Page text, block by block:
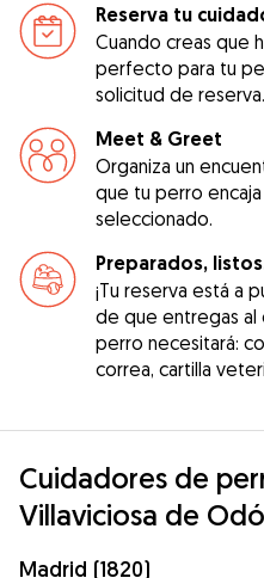
Reserva tu
Cuando creas que
perfecto para tu
solicitud de reserva.
Meet & Greet
Organiza un
que tu perro
seleccionado.
Preparados,
¡Tu reserva está a
de que entregas
perro necesitará:
correa, cartilla
Cuidadores de
Villaviciosa de
Madrid (1820)